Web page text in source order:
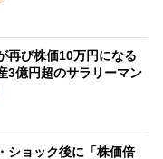
再び株価10万円になる
3億円超のサラリーマン
ショック後に「株価倍